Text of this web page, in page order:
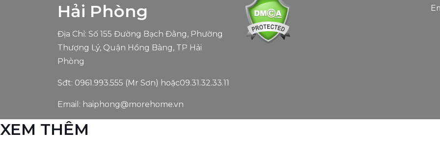
Hải Phòng
Địa Chỉ: Số 155 Đường Bạch Đằng, Phường
Thượng Lý, Quận Hồng Bàng, TP Hải
Phòng
Sđt: 0961.993.555 (Mr Sơn) hoặc09.31.32.33.11
Email: haiphong@morehome.vn
XEM THÊM